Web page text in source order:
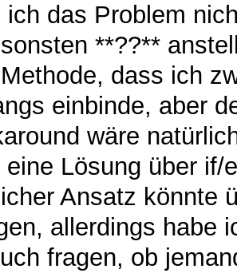
ich das Problem
**??**
dass ich
einbinde, aber
wäre
eine Lösung über if/
Ansatz könnte
allerdings habe
fragen, ob